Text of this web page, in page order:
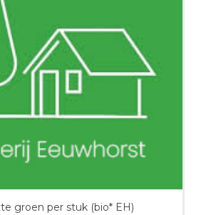
groen per stuk (bio* EH)